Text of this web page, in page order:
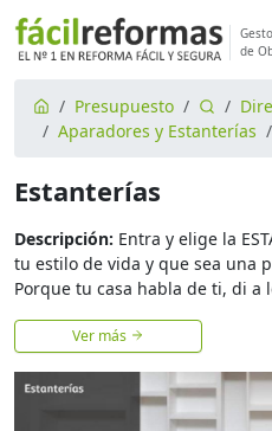
de
Presupuesto
Aparadores y Estanterías
Estanterías
Descripción: Entra y elige la
tu estilo de vida y que sea una
Porque tu casa habla de ti, di a
Ver más